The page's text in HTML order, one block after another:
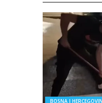
BOSNA I